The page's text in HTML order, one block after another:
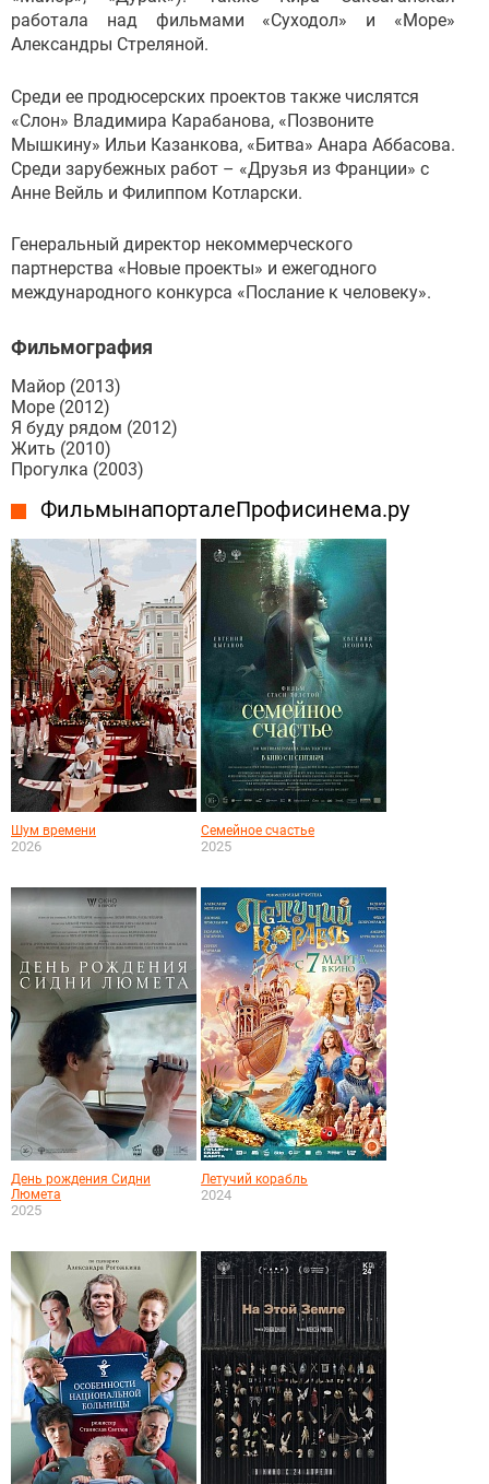
работала над фильмами «Суходол» и «Море»
Александры Стреляной.
Среди ее продюсерских проектов также числятся
«Слон» Владимира Карабанова, «Позвоните
Мышкину» Ильи Казанкова, «Битва» Анара Аббасова.
Среди зарубежных работ – «Друзья из Франции» с
Анне Вейль и Филиппом Котларски.
Генеральный директор некоммерческого
партнерства «Новые проекты» и ежегодного
международного конкурса «Послание к человеку».
Фильмография
Майор (2013)
Море (2012)
Я буду рядом (2012)
Жить (2010)
Прогулка (2003)
Фильмы на портале Профисинема.ру
Шум времени
2026
Семейное счастье
2025
День рождения Сидни
Люмета
2025
Летучий корабль
2024